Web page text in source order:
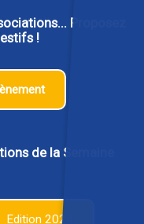
Proposez
!
de la Semaine
Edition 2024